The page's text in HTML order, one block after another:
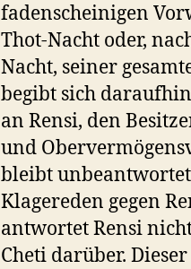
fadenscheinigen
Thot-Nacht oder,
Nacht, seiner
begibt sich
an Rensi, den
und
bleibt
Klagereden gegen
antwortet Rensi
Cheti darüber.